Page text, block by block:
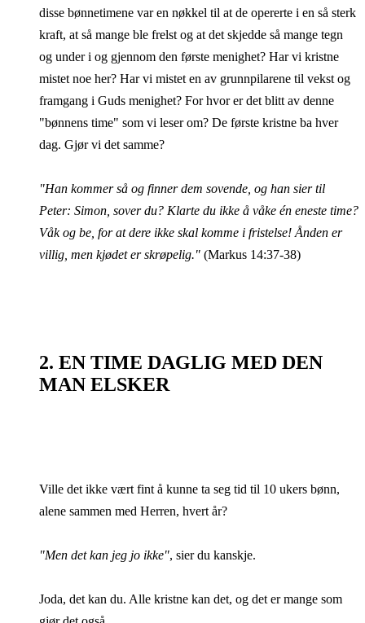
disse bønnetimene var en nøkkel til at de opererte i en så sterk
kraft, at så mange ble frelst og at det skjedde så mange tegn
og under i og gjennom den første menighet? Har vi kristne
mistet noe her? Har vi mistet en av grunnpilarene til vekst og
framgang i Guds menighet? For hvor er det blitt av denne
"bønnens time" som vi leser om? De første kristne ba hver
dag. Gjør vi det samme?
"Han kommer så og finner dem sovende, og han sier til
Peter: Simon, sover du? Klarte du ikke å våke én eneste time?
Våk og be, for at dere ikke skal komme i fristelse! Ånden er
villig, men kjødet er skrøpelig." (Markus 14:37-38)
2. EN TIME DAGLIG MED DEN
MAN ELSKER
Ville det ikke vært fint å kunne ta seg tid til 10 ukers bønn,
alene sammen med Herren, hvert år?
"Men det kan jeg jo ikke", sier du kanskje.
Joda, det kan du. Alle kristne kan det, og det er mange som